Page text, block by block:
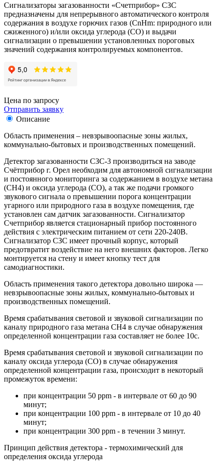
Сигнализаторы загазованности «Счетприбор» СЗС
предназначены для непрерывного автоматического контроля
содержания в воздухе горючих газов (СnHm: природного или
сжиженного) и/или оксида углерода (СО) и выдачи
сигнализации о превышении установленных пороговых
значений содержания контролируемых компонентов.
Цена по запросу
Отправить заявку
Описание
Область применения – невзрывоопасные зоны жилых,
коммунально-бытовых и производственных помещений.
Детектор загазованности СЗС-3 производиться на заводе
Счётприбор г. Орел необходим для автономной сигнализации
и постоянного мониторинга за содержанием в воздухе метана
(СН4) и оксида углерода (СО), а так же подачи громкого
звукового сигнала о превышении порога концентрации
угарного или природного газа в воздухе помещения, где
установлен сам датчик загазованности. Сигнализатор
Счетприбор является стационарный прибор постоянного
действия с электрическим питанием от сети 220-240В.
Сигнализатор СЗС имеет прочный корпус, который
предотвратит воздействие на него внешних факторов. Легко
монтируется на стену и имеет кнопку тест для
самодиагностики.
Область применения такого детектора довольно широка —
невзрывоопасные зоны жилых, коммунально-бытовых и
производственных помещений.
Время срабатывания световой и звуковой сигнализации по
каналу природного газа метана СН4 в случае обнаружения
определенной концентрации газа составляет не более 10с.
Время срабатывания световой и звуковой сигнализации по
каналу оксида углерода (СО) в случае обнаружения
определенной концентрации газа, происходит в некоторый
промежуток времени:
при концентрации 50 ppm - в интервале от 60 до 90
минут;
при концентрации 100 ppm - в интервале от 10 до 40
минут;
при концентрации 300 ppm - в течении 3 минут.
Принцип действия детектора - термохимический для
определения оксида углерода